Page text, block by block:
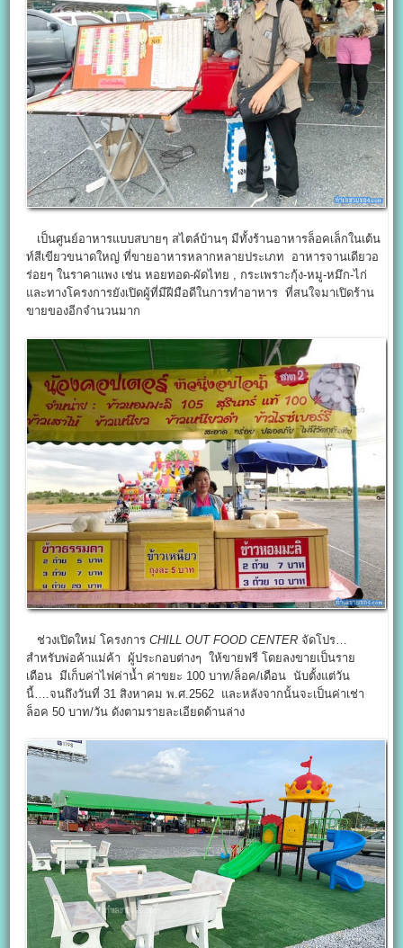
เป็นศูนย์อาหารแบบสบายๆ สไตล์บ้านๆ มีทั้งร้านอาหารล็อคเล็กในเต้น
ท์สีเขียวขนาดใหญ่ ที่ขายอาหารหลากหลายประเภท อาหารจานเดียวอ
ร่อยๆ ในราคาแพง เช่น หอยทอด-ผัดไทย , กระเพราะกุ้ง-หมู-หมึก-ไก่
และทางโครงการยังเปิดผู้ที่มีฝีมือดีในการทำอาหาร ที่สนใจมาเปิดร้าน
ขายของอีกจำนวนมาก
ช่วงเปิดใหม่ โครงการCHILL OUT FOOD CENTER จัดโปร…
สำหรับพ่อค้าแม่ค้า ผู้ประกอบต่างๆ ให้ขายฟรี โดยลงขายเป็นราย
เดือน มีเก็บค่าไฟค่าน้ำ ค่าขยะ 100 บาท/ล็อค/เดือน นับตั้งแต่วัน
นี้….จนถึงวันที่ 31 สิงหาคม พ.ศ.2562 และหลังจากนั้นจะเป็นค่าเช่า
ล็อค 50 บาท/วัน ดังตามรายละเอียดด้านล่าง